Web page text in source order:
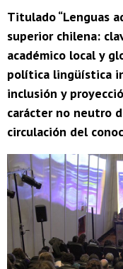
Titulado “Lenguas
superior chilena:
académico local y
política lingüística
inclusión y
carácter no neutro
circulación del